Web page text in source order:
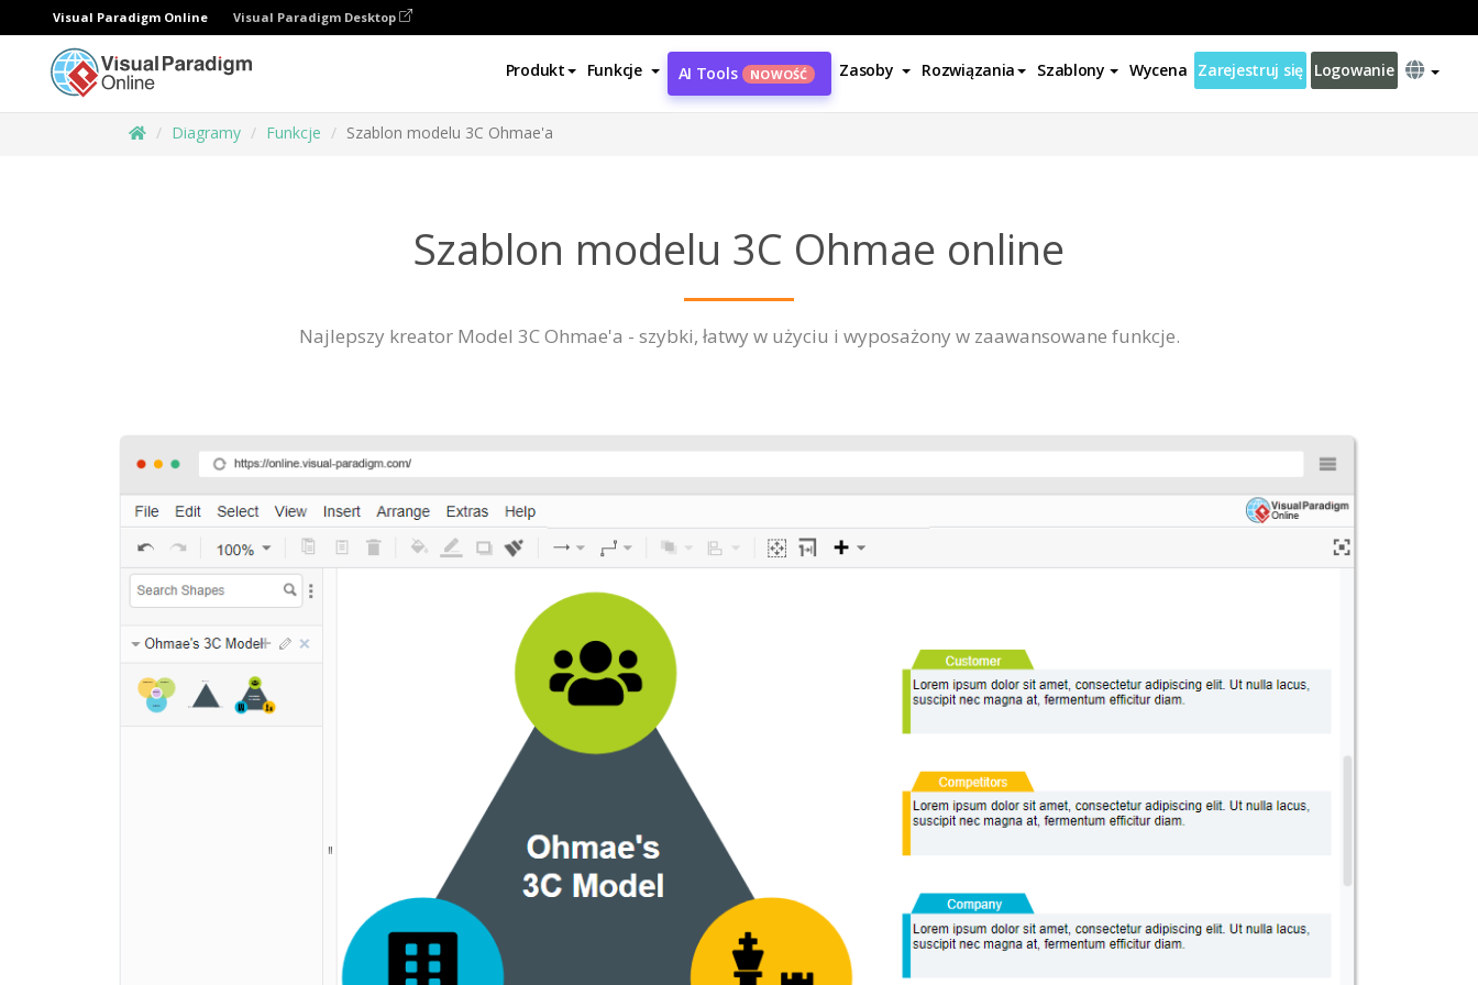
Visual Paradigm Online Visual Paradigm Desktop
Produkt Funkcje AI Tools NOWOŚĆ Zasoby Rozwiązania Szablony Wycena Zarejestruj się Logowanie
Diagramy Funkcje Szablon modelu 3C Ohmae'a
Szablon modelu 3C Ohmae online
Najlepszy kreator Model 3C Ohmae'a - szybki, łatwy w użyciu i wyposażony w zaawansowane funkcje.